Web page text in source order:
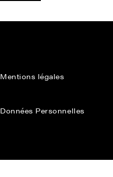
Mentions légales
Données Personnelles